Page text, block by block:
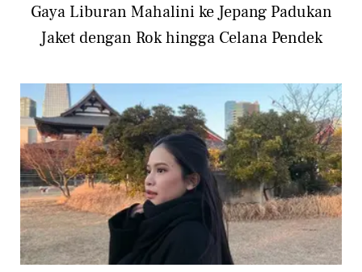
Gaya Liburan Mahalini ke Jepang Padukan
Jaket dengan Rok hingga Celana Pendek